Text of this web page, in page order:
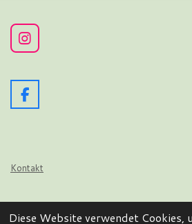
Diese Website verwendet Cookies,
I
n
t
a
g
F
a
o
Kontakt